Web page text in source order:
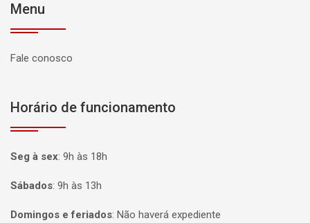
Menu
Fale conosco
Horário de funcionamento
Seg à sex: 9h às 18h
Sábados: 9h às 13h
Domingos e feriados: Não haverá expediente